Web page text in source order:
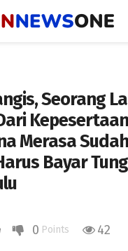
Seorang
Kepesertaan
Merasa
Bayar
0 Points 42